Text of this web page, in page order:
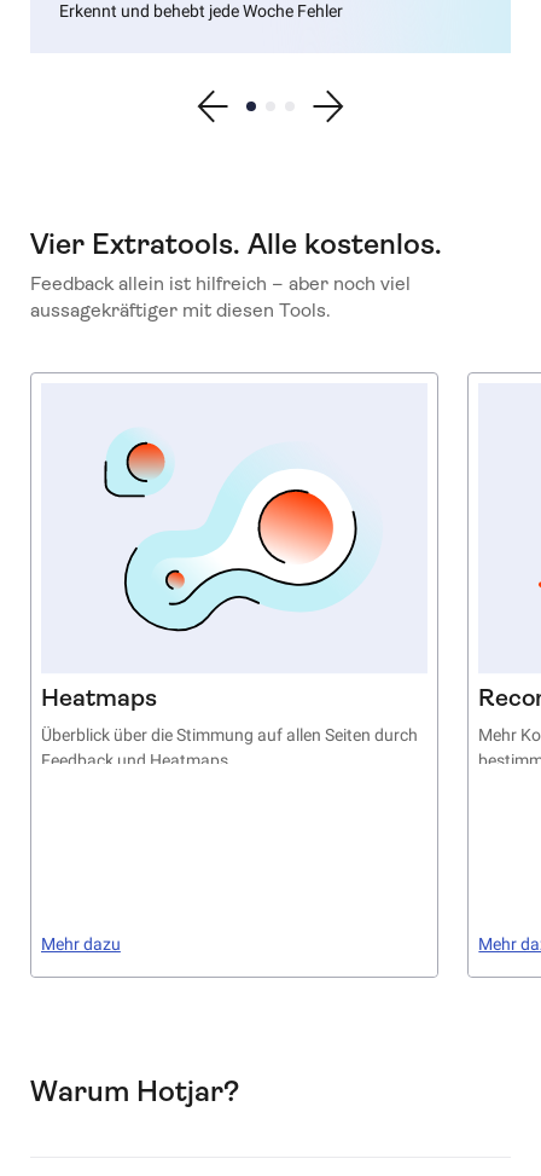
Erkennt und behebt jede Woche Fehler
Show previous testimonial
Show testimonial 1
Show testimonial 2
Show testimonial 3
Show next testimonial
Vier Extratools. Alle kostenlos.
Feedback allein ist hilfreich – aber noch viel
aussagekräftiger mit diesen Tools.
Heatmaps
Überblick über die Stimmung auf allen Seiten durch
Feedback und Heatmaps
Mehr dazu
Mehr
Mehr
Warum Hotjar?